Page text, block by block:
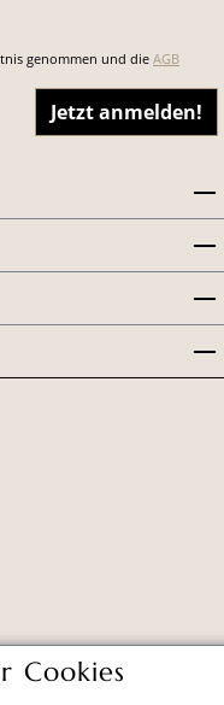
genommen und die AGB
Jetzt anmelden!
Cookies